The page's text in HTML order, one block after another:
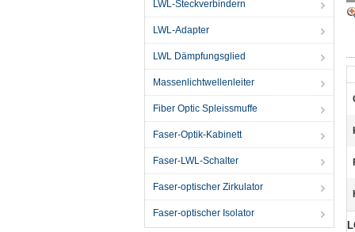
LWL-Steckverbindern
LWL-Adapter
LWL Dämpfungsglied
Massenlichtwellenleiter
Fiber Optic Spleissmuffe
Faser-Optik-Kabinett
Faser-LWL-Schalter
Faser-optischer Zirkulator
Faser-optischer Isolator